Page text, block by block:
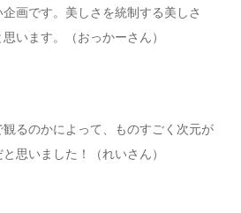
画です。美しさを統制する美しさ
います。（おっかーさん）
るのかによって、ものすごく次元が
思いました！（れいさん）